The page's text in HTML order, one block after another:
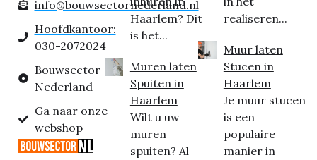
info@bouwsectornederland.nl
Hoofdkantoor:
030-2072024
Bouwsector
Nederland
Ga naar onze
webshop
Haarlem? Dit
is het...
Muren laten
Spuiten in
Haarlem
Wilt u uw
muren
spuiten? Al
realiseren...
Muur laten
Stucen in
Haarlem
Je muur stucen
is een
populaire
manier in